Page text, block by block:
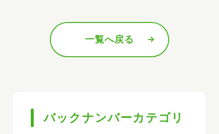
一覧へ戻る
バックナンバーカテゴリ